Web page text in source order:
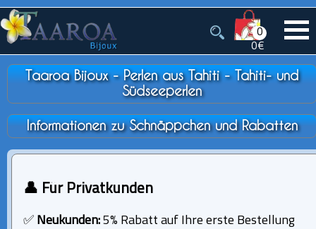
0
0€
Taaroa Bijoux - Perlen aus Tahiti - Tahiti- und
Südseeperlen
Informationen zu Schnäppchen und Rabatten
👤 Für Privatkunden
✅ Neukunden: 5% Rabatt auf Ihre erste Bestellung